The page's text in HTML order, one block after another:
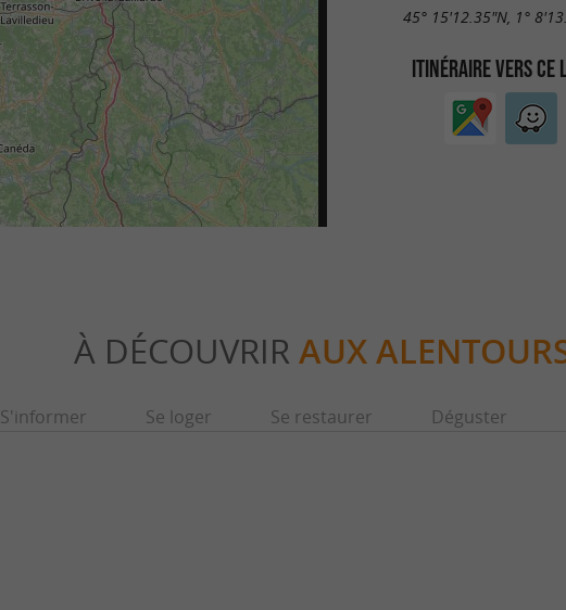
45° 15'12.35"N, 1°
ITINÉRAIRE VERS CE
À DÉCOUVRIR AUX
S'informer Se loger Se restaurer Déguster